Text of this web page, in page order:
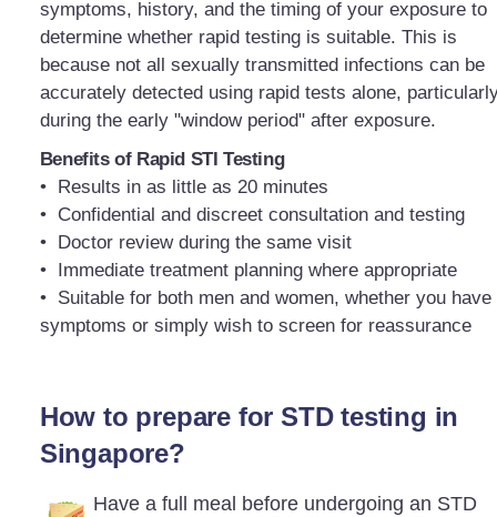
symptoms, history, and the timing of your exposure to
determine whether rapid testing is suitable. This is
because not all sexually transmitted infections can be
accurately detected using rapid tests alone,
during the early "window period" after exposure.
Benefits of Rapid STI Testing
•⁠ ⁠Results in as little as 20 minutes
•⁠ ⁠Confidential and discreet consultation and testing
•⁠ ⁠Doctor review during the same visit
•⁠ ⁠Immediate treatment planning where appropriate
•⁠ ⁠Suitable for both men and women, whether you have
symptoms or simply wish to screen for reassurance
How to prepare for STD testing in
Singapore?
Have a full meal before undergoing an STD